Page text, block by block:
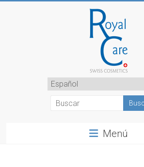
RoyalCosmetics
Elegir
un
idioma
Menú